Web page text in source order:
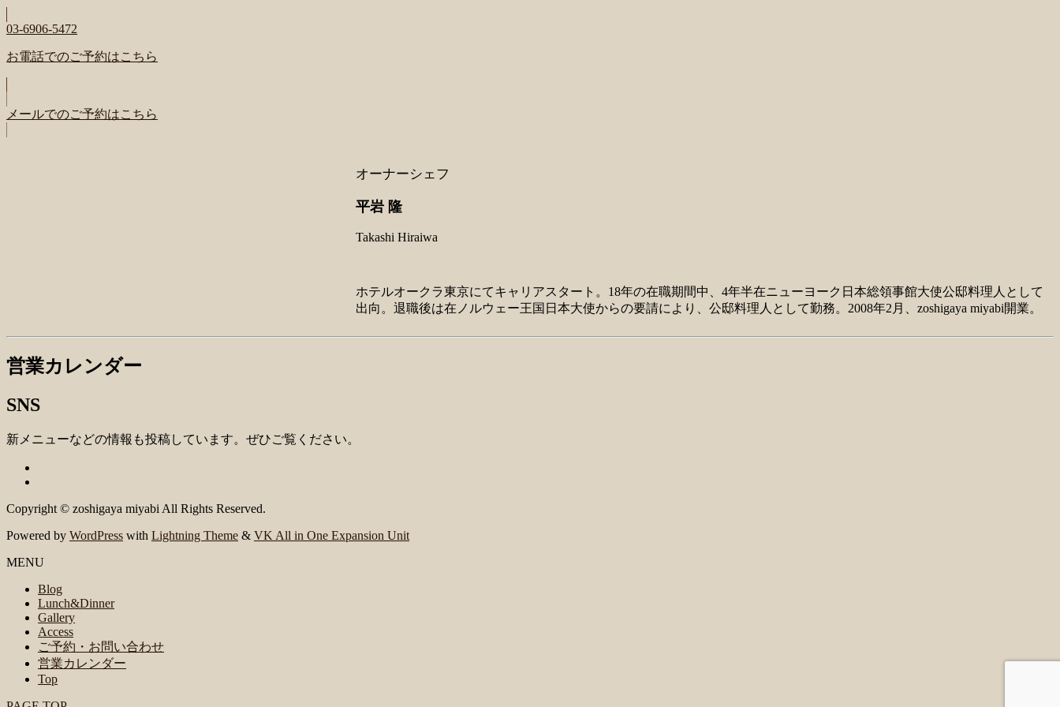
03-6906-5472
お電話でのご予約はこちら
メールでのご予約はこちら
オーナーシェフ
平岩 隆
Takashi Hiraiwa
ホテルオークラ東京にてキャリアスタート。18年の在職期間中、4年半在ニューヨーク日本総領事館大使公邸料理人として
出向。退職後は在ノルウェー王国日本大使からの要請により、公邸料理人として勤務。2008年2月、zoshigaya miyabi開業。
営業カレンダー
SNS
新メニューなどの情報も投稿しています。ぜひご覧ください。
Copyright © zoshigaya miyabi All Rights Reserved.
Powered by WordPress with Lightning Theme & VK All in One Expansion Unit
MENU
Blog
Lunch&Dinner
Gallery
Access
ご予約・お問い合わせ
営業カレンダー
Top